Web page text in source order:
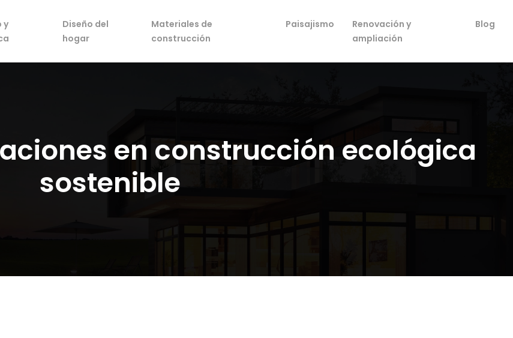
y
Diseño del
hogar
Materiales de
construcción
Paisajismo
Renovación y
ampliación
Blog
en construcción ecológica
sostenible